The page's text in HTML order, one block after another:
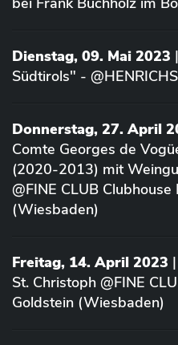
Dienstag, 09. Mai 2023
Südtirols" -
Donnerstag, 27. April
Comte Georges de
(2020-2013) mit
@FINE CLUB
(Wiesbaden)
Freitag, 14. April 2023
St. Christoph @FINE
Goldstein (Wiesbaden)